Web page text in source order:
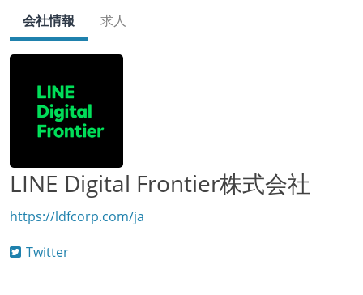
会社情報 求人
LINE Digital Frontier株式会社
https://ldfcorp.com/ja
Twitter